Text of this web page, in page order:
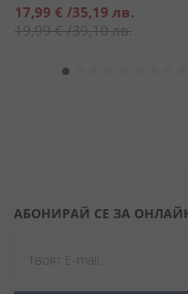
Специална
цена
17,99 € /35,19 лв.
19,99 €/39,10 лв.
АБОНИРАЙ СЕ ЗА